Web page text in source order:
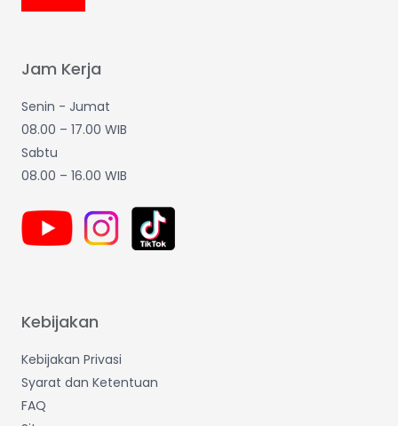
Jam Kerja
Senin - Jumat
08.00 – 17.00 WIB
Sabtu
08.00 – 16.00 WIB
Kebijakan
Kebijakan Privasi
Syarat dan Ketentuan
FAQ